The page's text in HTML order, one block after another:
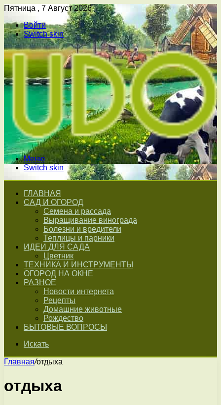
Пятница , 7 Август 2026
Войти
Switch skin
Меню
Switch skin
ГЛАВНАЯ
САД И ОГОРОД
Семена и рассада
Выращивание винограда
Болезни и вредители
Теплицы и парники
ИДЕИ ДЛЯ САДА
Цветник
ТЕХНИКА И ИНСТРУМЕНТЫ
ОГОРОД НА ОКНЕ
РАЗНОЕ
Новости интернета
Рецепты
Домашние животные
Рождество
БЫТОВЫЕ ВОПРОСЫ
Искать
Главная/отдыха
отдыха